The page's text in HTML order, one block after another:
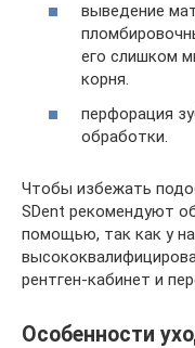
выведение
его слишком
корня.
перфорация
обработки.
Чтобы избежать
SDent рекомендуют
помощью, так как у
рентген-кабинет и
Особенности